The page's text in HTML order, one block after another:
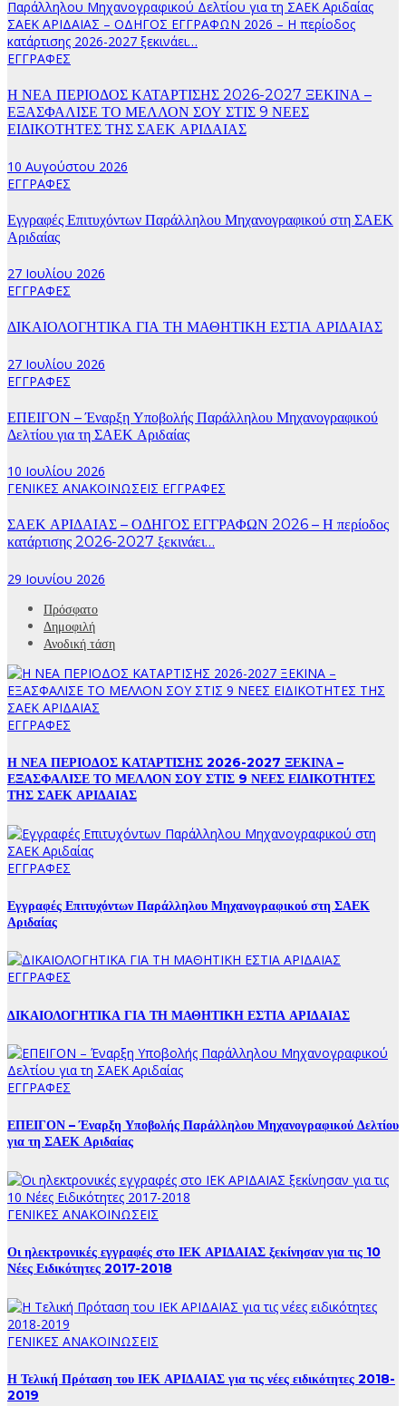
Παράλληλου Μηχανογραφικού Δελτίου για τη ΣΑΕΚ Αριδαίας
ΣΑΕΚ ΑΡΙΔΑΙΑΣ – ΟΔΗΓΟΣ ΕΓΓΡΑΦΩΝ 2026 – Η περίοδος
κατάρτισης 2026-2027 ξεκινάει…
ΕΓΓΡΑΦΕΣ
Η ΝΕΑ ΠΕΡΙΟΔΟΣ ΚΑΤΑΡΤΙΣΗΣ 2026-2027 ΞΕΚΙΝΑ –
ΕΞΑΣΦΑΛΙΣΕ ΤΟ ΜΕΛΛΟΝ ΣΟΥ ΣΤΙΣ 9 ΝΕΕΣ
ΕΙΔΙΚΟΤΗΤΕΣ ΤΗΣ ΣΑΕΚ ΑΡΙΔΑΙΑΣ
10 Αυγούστου 2026
ΕΓΓΡΑΦΕΣ
Εγγραφές Επιτυχόντων Παράλληλου Μηχανογραφικού στη ΣΑΕΚ
Αριδαίας
27 Ιουλίου 2026
ΕΓΓΡΑΦΕΣ
ΔΙΚΑΙΟΛΟΓΗΤΙΚΑ ΓΙΑ ΤΗ ΜΑΘΗΤΙΚΗ ΕΣΤΙΑ ΑΡΙΔΑΙΑΣ
27 Ιουλίου 2026
ΕΓΓΡΑΦΕΣ
ΕΠΕΙΓΟΝ – Έναρξη Υποβολής Παράλληλου Μηχανογραφικού
Δελτίου για τη ΣΑΕΚ Αριδαίας
10 Ιουλίου 2026
ΓΕΝΙΚΕΣ ΑΝΑΚΟΙΝΩΣΕΙΣ ΕΓΓΡΑΦΕΣ
ΣΑΕΚ ΑΡΙΔΑΙΑΣ – ΟΔΗΓΟΣ ΕΓΓΡΑΦΩΝ 2026 – Η περίοδος
κατάρτισης 2026-2027 ξεκινάει…
29 Ιουνίου 2026
Πρόσφατο
Δημοφιλή
Ανοδική τάση
ΕΓΓΡΑΦΕΣ
Η ΝΕΑ ΠΕΡΙΟΔΟΣ ΚΑΤΑΡΤΙΣΗΣ 2026-2027 ΞΕΚΙΝΑ –
ΕΞΑΣΦΑΛΙΣΕ ΤΟ ΜΕΛΛΟΝ ΣΟΥ ΣΤΙΣ 9 ΝΕΕΣ ΕΙΔΙΚΟΤΗΤΕΣ
ΤΗΣ ΣΑΕΚ ΑΡΙΔΑΙΑΣ
ΕΓΓΡΑΦΕΣ
Εγγραφές Επιτυχόντων Παράλληλου Μηχανογραφικού στη ΣΑΕΚ
Αριδαίας
ΕΓΓΡΑΦΕΣ
ΔΙΚΑΙΟΛΟΓΗΤΙΚΑ ΓΙΑ ΤΗ ΜΑΘΗΤΙΚΗ ΕΣΤΙΑ ΑΡΙΔΑΙΑΣ
ΕΓΓΡΑΦΕΣ
ΕΠΕΙΓΟΝ – Έναρξη Υποβολής Παράλληλου Μηχανογραφικού Δελτίου
για τη ΣΑΕΚ Αριδαίας
ΓΕΝΙΚΕΣ ΑΝΑΚΟΙΝΩΣΕΙΣ
Οι ηλεκτρονικές εγγραφές στο ΙΕΚ ΑΡΙΔΑΙΑΣ ξεκίνησαν για τις 10
Νέες Ειδικότητες 2017-2018
ΓΕΝΙΚΕΣ ΑΝΑΚΟΙΝΩΣΕΙΣ
Η Τελική Πρόταση του ΙΕΚ ΑΡΙΔΑΙΑΣ για τις νέες ειδικότητες 2018-
2019